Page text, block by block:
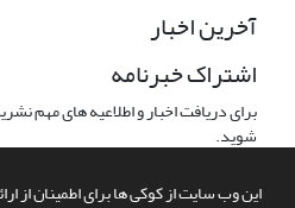
این وب سایت از کوکی ها برای اطمینان از
آخرین اخبار
اشتراک خبرنامه
برای دریافت اخبار و اطلاعیه های مهم
شوید.